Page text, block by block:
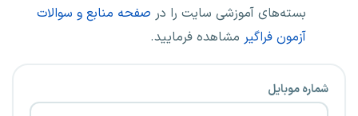
بسته‌های آموزشی سایت را در صفحه منابع و سوالات
آزمون فراگیر مشاهده فرمایید.
شماره موبایل